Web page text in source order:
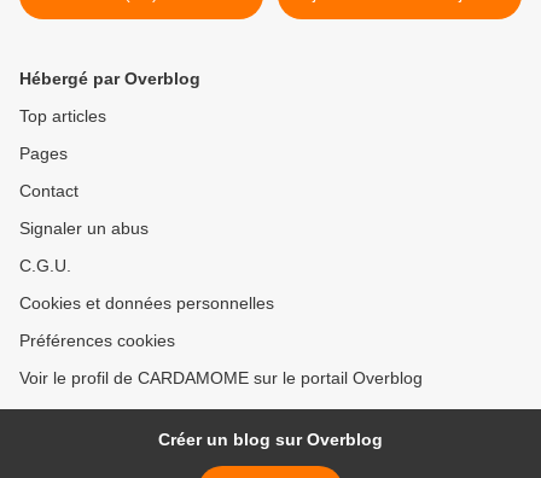
Hébergé par Overblog
Top articles
Pages
Contact
Signaler un abus
C.G.U.
Cookies et données personnelles
Préférences cookies
Voir le profil de CARDAMOME sur le portail Overblog
Créer un blog sur Overblog